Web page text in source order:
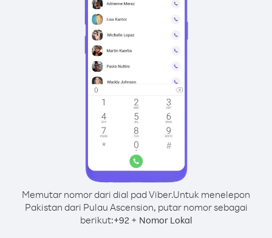
Memutar nomor dari dial pad Viber.Untuk menelepon
Pakistan dari Pulau Ascension, putar nomor sebagai
berikut:+92+ Nomor Lokal